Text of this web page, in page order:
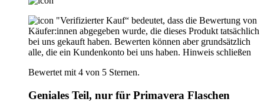
"Verifizierter Kauf“ bedeutet, dass die Bewertung von
Käufer:innen abgegeben wurde, die dieses Produkt tatsächlich
bei uns gekauft haben. Bewerten können aber grundsätzlich
alle, die ein Kundenkonto bei uns haben. Hinweis schließen
Bewertet mit 4 von 5 Sternen.
Geniales Teil, nur für Primavera Flaschen